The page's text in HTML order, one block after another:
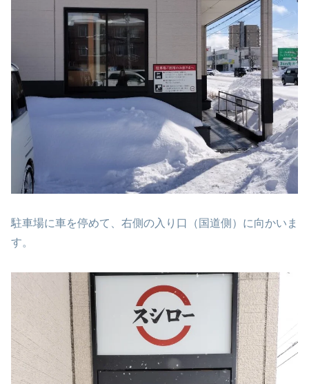
駐車場に車を停めて、右側の入り口（国道側）に向かいま
す。